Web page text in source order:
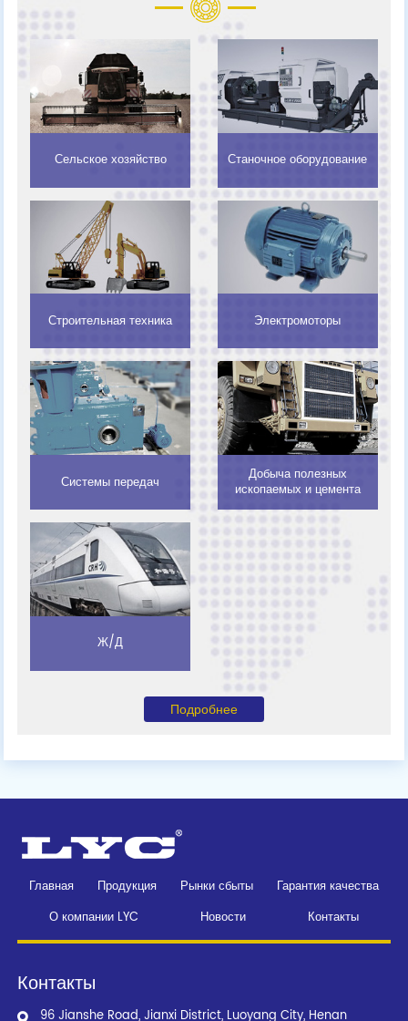
Сельское хозяйство Станочное оборудование
Строительная техника Электромоторы
Системы передач
Добыча полезных
ископаемых и цемента
Ж/Д
Подробнее
Главная Продукция Рынки сбыты
Гарантия качества
О компании LYC
Новости Контакты
Контакты
96 Jianshe Road, Jianxi District, Luoyang City, Henan